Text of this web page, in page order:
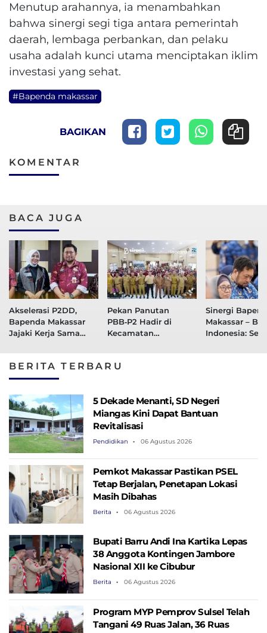
​Menutup arahannya, ia menambahkan
bahwa sinergi segi tiga antara pemerintah
daerah, lembaga perbankan, dan pelaku
usaha adalah kunci utama menciptakan iklim
investasi yang sehat.
#Bapenda makassar
BAGIKAN
KOMENTAR
BACA JUGA
Akselerasi P2DD,
Bapenda Makassar
Jajaki Kerja Sama
Pekan Panutan
PBB‑P2 Hadir di
Kecamatan
Layanan ke
Sinergi
Makassar –
Indonesia:
BERITA TERBARU
5 Dekade Menanti, SD Negeri
Miangas Kini Dapat Bantuan
Revitalisasi
Pendidikan 06 Agustus 2026
Pemkot Makassar Pastikan PSEL
Tetap Berjalan, Penetapan Lokasi
Masih Dibahas
Berita 06 Agustus 2026
Bupati Barru Andi Ina Kartika Lepas
38 Anggota Kontingen Jambore
Nasional XII ke Cibubur
Berita 06 Agustus 2026
Program MYP Pemprov Sulsel Telah
Tangani 49 Ruas Jalan, 36 Ruas